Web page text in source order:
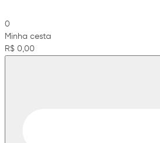
0
Minha cesta
R$ 0,00